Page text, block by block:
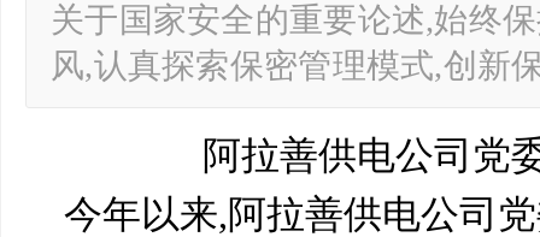
关于国家安全的重要论述,始终
风,认真探索保密管理模式,创
阿拉善供电公司党
今年以来,阿拉善供电公司